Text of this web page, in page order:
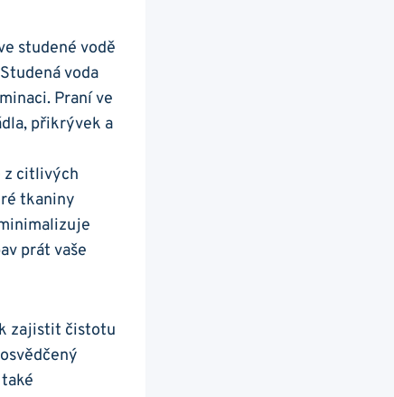
studené vodě
voda
Praní ve​
přikrývek a
z‍ citlivých
​tkaniny
⁤prát vaše
zajistit čistotu